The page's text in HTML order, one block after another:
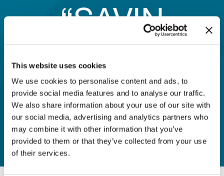
This website uses cookies
We use cookies to personalise content and ads, to
provide social media features and to analyse our traffic.
We also share information about your use of our site with
our social media, advertising and analytics partners who
may combine it with other information that you’ve
provided to them or that they’ve collected from your use
of their services.
“SAVIN
PRESTIGE”
PER VINO